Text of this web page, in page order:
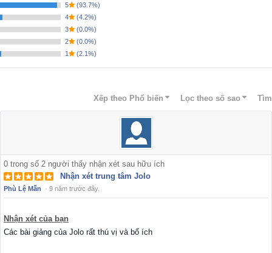
5 (93.7%)
4
(4.2%)
3
(0.0%)
2
(0.0%)
1
(2.1%)
Tìm
Lọc theo số sao
Xếp theo Phổ biến
0 trong số 2 người thấy nhận xét sau hữu ích
Nhận xét trung tâm Jolo
Phù Lệ Mẫn · 9 năm trước đây.
Nhận xét của bạn
Các bài giảng của Jolo rất thú vị và bổ ích